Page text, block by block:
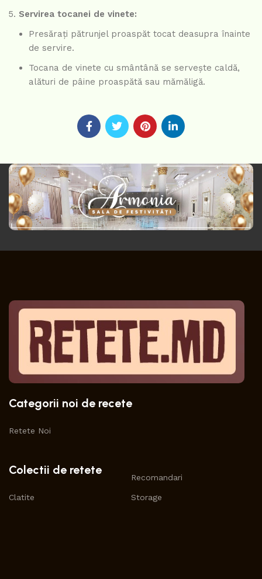
Servirea tocanei de vinete:
Presărați pătrunjel proaspăt tocat deasupra înainte
de servire.
Tocana de vinete cu smântână se servește caldă,
alături de pâine proaspătă sau mămăligă.
Categorii noi de recete
Retete Noi
Colectii de retete
Clatite
Recomandari
Storage